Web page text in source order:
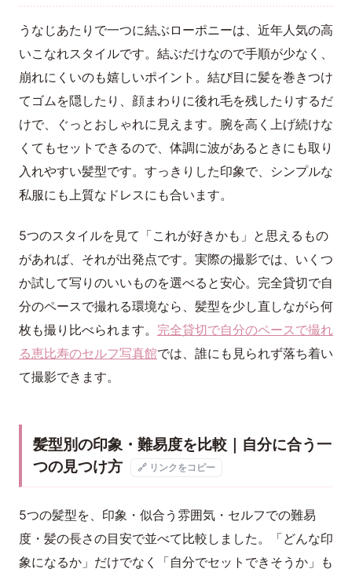
うなじあたりで一つに結ぶローポニーは、近年人気の高
いこなれスタイルです。結ぶだけなので手順が少なく、
崩れにくいのも嬉しいポイント。結び目に髪を巻きつけ
てゴムを隠したり、顔まわりに後れ毛を残したりするだ
けで、ぐっとおしゃれに見えます。腕を高く上げ続けな
くてもセットできるので、体調に波があるときにも取り
入れやすい髪型です。すっきりした印象で、シンプルな
私服にも上質なドレスにも合います。
5つのスタイルを見て「これが好きかも」と思えるもの
があれば、それが出発点です。実際の撮影では、いくつ
か試して写りのいいものを選べると安心。完全貸切で自
分のペースで撮れる環境なら、髪型を少し直しながら何
枚も撮り比べられます。 完全貸切で自分のペースで撮れ
る恵比寿のセルフ写真館では、誰にも見られず落ち着い
て撮影できます。
髪型別の印象・難易度を比較｜自分に合う一
つの見つけ方
🔗 リンクをコピー
5つの髪型を、印象・似合う雰囲気・セルフでの難易
度・髪の長さの目安で並べて比較しました。「どんな印
象になるか」だけでなく「自分でセットできそうか」も